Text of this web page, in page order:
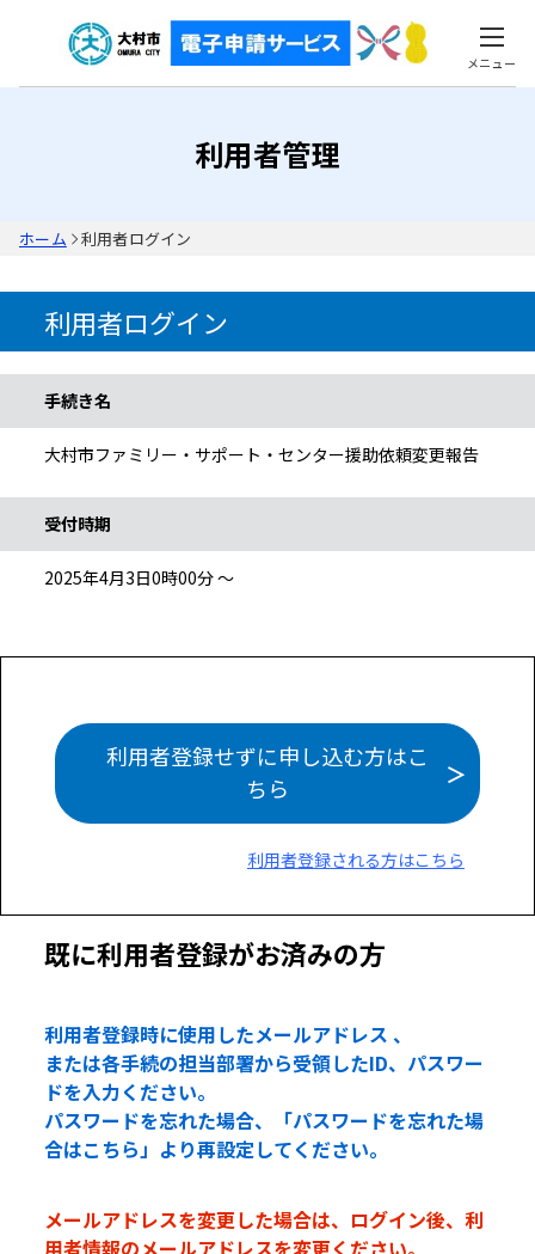
メニュー
利用者管理
ホーム 利用者ログイン
利用者ログイン
手続き名
大村市ファミリー・サポート・センター援助依頼変更報告
受付時期
2025年4月3日0時00分 ～
利用者登録せずに申し込む方はこ
ちら
利用者登録される方はこちら
既に利用者登録がお済みの方
利用者登録時に使用したメールアドレス 、
または各手続の担当部署から受領したID、パスワー
ドを入力ください。
パスワードを忘れた場合、「パスワードを忘れた場
合はこちら」より再設定してください。
メールアドレスを変更した場合は、ログイン後、利
用者情報のメールアドレスを変更ください。